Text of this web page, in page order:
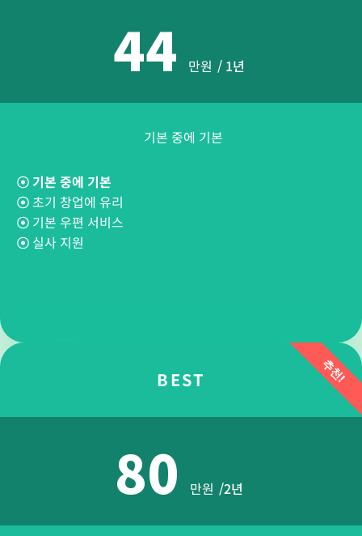
44만원 / 1년
기본 중에 기본
☉ 기본 중에 기본
☉초기 창업에 유리
☉ 기본 우편 서비스
☉ 실사 지원
추천!
BEST
80만원 /2년